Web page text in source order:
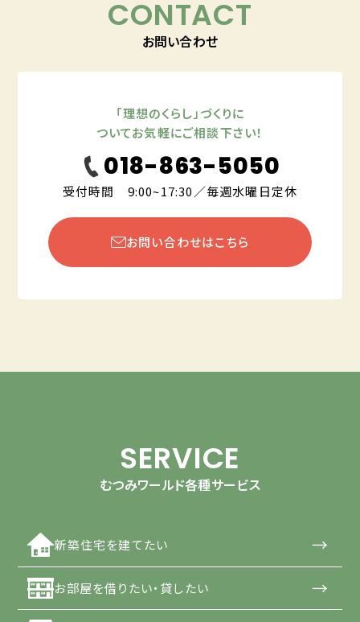
CONTACT
お問い合わせ
「理想のくらし」づくりに
ついてお気軽にご相談下さい！
018-863-5050
受付時間 9:00~17:30／毎週水曜日定休
お問い合わせはこちら
SERVICE
むつみワールド各種サービス
新築住宅を建てたい →
お部屋を借りたい・貸したい →